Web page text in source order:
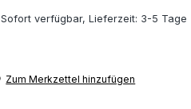
Sofort verfügbar, Lieferzeit: 3-5 Tage
Zum Merkzettel hinzufügen